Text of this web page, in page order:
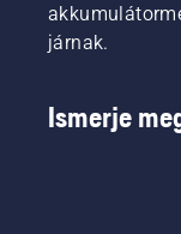
járnak.
Ismerje